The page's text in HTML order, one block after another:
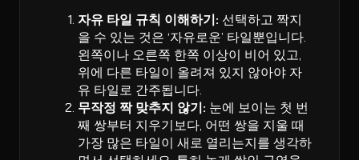
자유 타일 규칙 이해하기: 선택하고 짝지
을 수 있는 것은 ‘자유로운’ 타일뿐입니다.
왼쪽이나 오른쪽 한쪽 이상이 비어 있고,
위에 다른 타일이 올려져 있지 않아야 자
유 타일로 간주됩니다.
무작정 짝 맞추지 않기: 눈에 보이는 첫 번
째 쌍부터 지우기보다, 어떤 쌍을 지울 때
가장 많은 타일이 새로 열리는지를 생각하